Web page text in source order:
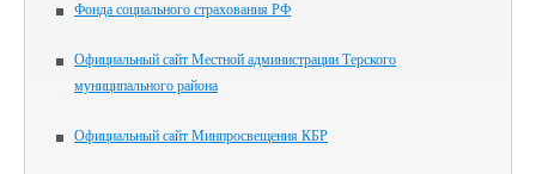
Фонда социального страхования РФ
Официальный сайт Местной администрации Терского
муниципального района
Официальный сайт Минпросвещения КБР